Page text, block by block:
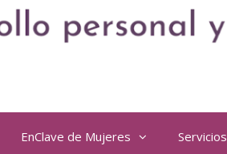
EnClave de Mujeres Servicios